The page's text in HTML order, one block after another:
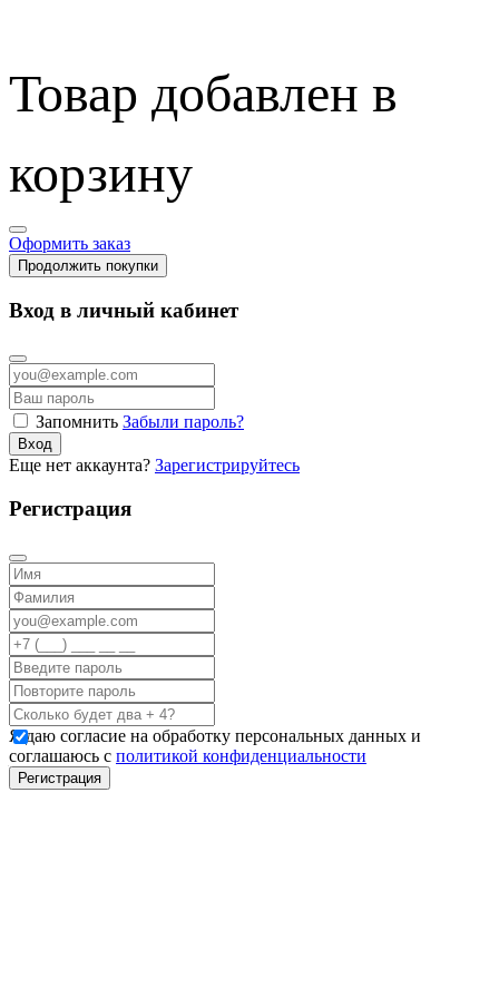
Товар добавлен в
корзину
Оформить заказ
Продолжить покупки
Вход в личный кабинет
Запомнить Забыли пароль?
Вход
Еще нет аккаунта? Зарегистрируйтесь
Регистрация
Я даю согласие на обработку персональных данных и
соглашаюсь с политикой конфиденциальности
Регистрация